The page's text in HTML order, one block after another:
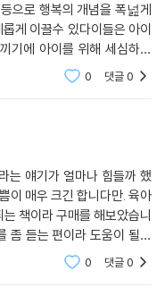
으로 행복의 개념을 폭넖게
게 이끌수 있다이들은 아이
기에 아이를 위해 세심하게
인 요소들에 주위를 기울이
0 댓글0
는 얘기가 얼마나 힘들까 했
매우 크긴 합니다만. 육아
책이라 구매를 해보았습니
좀 듣는 편이라 도움이 될까
상황하고 많이 닮아있다고
0 댓글0